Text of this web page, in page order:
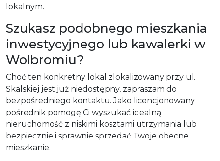
lokalnym.
Szukasz podobnego mieszkania
inwestycyjnego lub kawalerki w
Wolbromiu?
Choć ten konkretny lokal zlokalizowany przy ul.
Skalskiej jest już niedostępny, zapraszam do
bezpośredniego kontaktu. Jako licencjonowany
pośrednik pomogę Ci wyszukać idealną
nieruchomość z niskimi kosztami utrzymania lub
bezpiecznie i sprawnie sprzedać Twoje obecne
mieszkanie.